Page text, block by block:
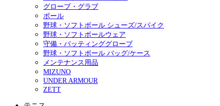
グローブ・グラブ
ボール
野球・ソフトボール シューズ/スパイク
野球・ソフトボールウェア
守備・バッティンググローブ
野球・ソフトボール バッグ/ケース
メンテナンス用品
MIZUNO
UNDER ARMOUR
ZETT